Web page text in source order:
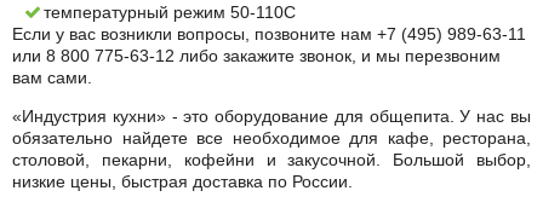
температурный режим 50-110C
Если у вас возникли вопросы, позвоните нам +7 (495) 989-63-11
или 8 800 775-63-12 либо закажите звонок, и мы перезвоним
вам сами.
«Индустрия кухни» - это оборудование для общепита. У нас вы
обязательно найдете все необходимое для кафе, ресторана,
столовой, пекарни, кофейни и закусочной. Большой выбор,
низкие цены, быстрая доставка по России.